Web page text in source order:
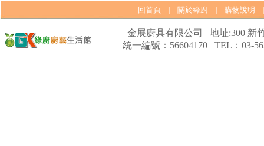
回首頁 關於綠廚 購物說明
金展廚具有限公司 地址:300 新
統一編號：56604170 TEL：03-